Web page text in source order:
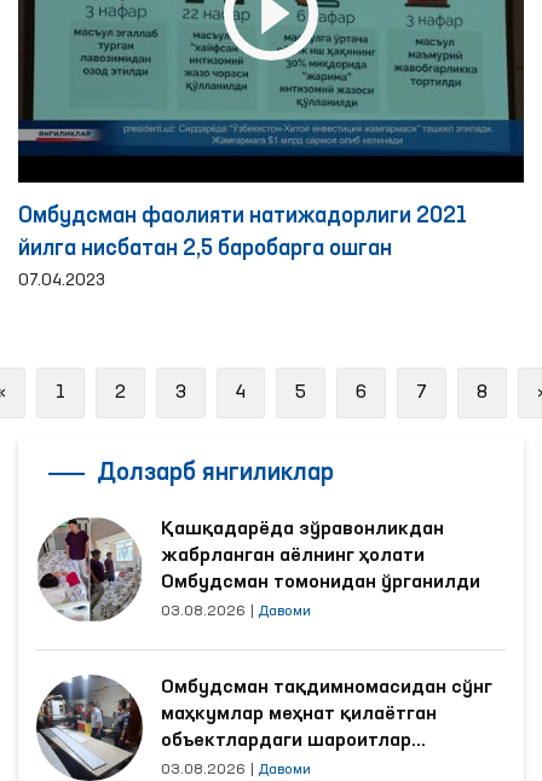
Омбудсман фаолияти натижадорлиги 2021
йилга нисбатан 2,5 баробарга ошган
07.04.2023
Previous
1 2 3 4 5 6 7 8
Долзарб янгиликлар
Қашқадарёда зўравонликдан
жабрланган аёлнинг ҳолати
Омбудсман томонидан ўрганилди
03.08.2026 Давоми
Омбудсман тақдимномасидан сўнг
маҳкумлар меҳнат қилаётган
объектлардаги шароитлар
яхшиланди
03.08.2026 Давоми